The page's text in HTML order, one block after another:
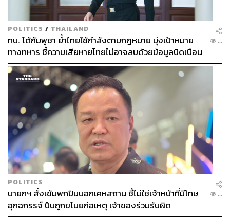
POLITICS / THAILAND
ทบ. โต้กัมพูชา ย้ำไทยใช้กำลังตามกฎหมาย มุ่งเป้าหมาย
ทางทหาร ชี้ความเสียหายไทยไม่อาจลบด้วยข้อมูลบิดเบือน
...
POLITICS
นายกฯ สั่งเข้มพกปืนนอกเคหสถาน ชี้ไม่ใช่เจ้าหน้าที่มีโทษ
อุกฉกรรจ์ ปืนถูกขโมยก่อเหตุ เจ้าของร่วมรับผิด
...